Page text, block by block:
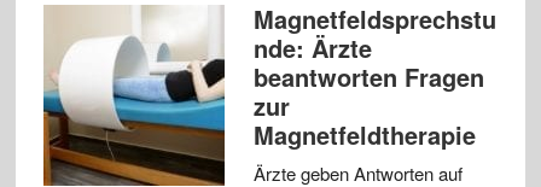
Magnetfeldsprechstu
nde: Ärzte
beantworten Fragen
zur
Magnetfeldtherapie
Ärzte geben Antworten auf